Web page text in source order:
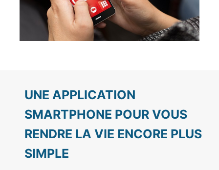
UNE APPLICATION
SMARTPHONE POUR VOUS
RENDRE LA VIE ENCORE PLUS
SIMPLE